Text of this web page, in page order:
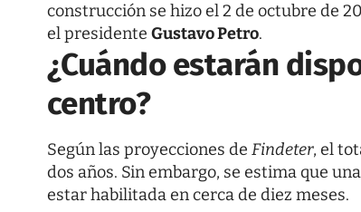
construcción se hizo el 2 de octubre de
el presidente Gustavo Petro.
¿Cuándo estarán
centro?
Según las proyecciones de Findeter, el
dos años. Sin embargo, se estima que
estar habilitada en cerca de diez meses.